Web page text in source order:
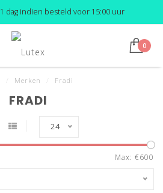
dag indien besteld voor 15:00 uur
0
Merken Fradi
FRADI
24
Max: €600